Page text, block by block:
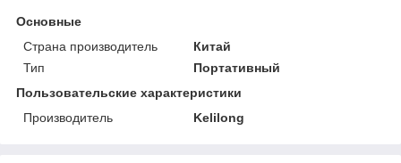
Основные
Страна производитель
Китай
Тип
Портативный
Пользовательские характеристики
Производитель
Kelilong